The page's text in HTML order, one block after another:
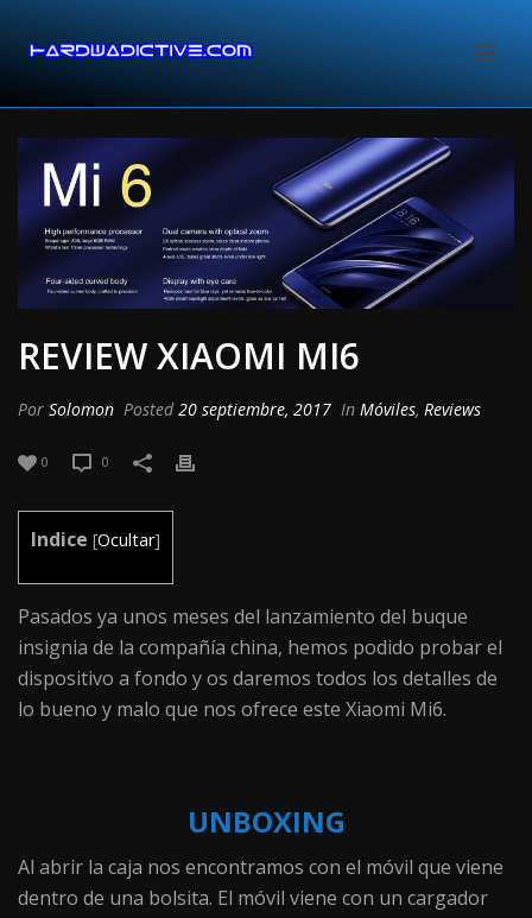
REVIEW XIAOMI MI6
Por Solomon Posted20 septiembre, 2017 In Móviles, Reviews
0 0
Indice [Ocultar]
Pasados ya unos meses del lanzamiento del buque
insignia de la compañía china, hemos podido probar el
dispositivo a fondo y os daremos todos los detalles de
lo bueno y malo que nos ofrece este Xiaomi Mi6.
UNBOXING
Al abrir la caja nos encontramos con el móvil que viene
dentro de una bolsita. El móvil viene con un cargador